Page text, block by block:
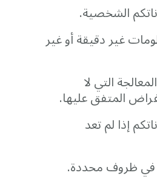
الشخصية.
غيردقيقةأوغير
المعالجةالتيلا
المتفقعليها.
إذالمتعد
فيظروفمحددة.